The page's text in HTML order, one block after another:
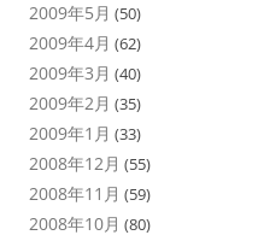
2009年5月 (50)
2009年4月 (62)
2009年3月 (40)
2009年2月 (35)
2009年1月 (33)
2008年12月 (55)
2008年11月 (59)
2008年10月 (80)